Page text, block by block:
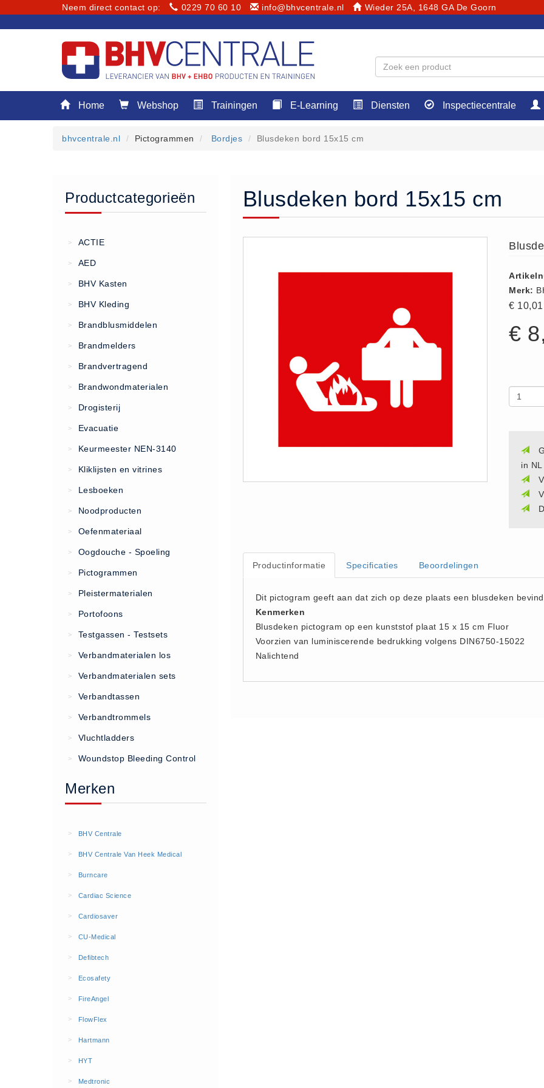
Neem direct contact op: 0229 70 60 10 info@bhvcentrale.nl Wieder 25A, 1648 GA De Goorn
Home
Keuringen
Bedrijfsnoodplannen
Inspectiecentrale
Ons Team
Nieuws
Contact
Algemene Voorwaarden
Vacatures
AED apparaten (11)
AED apparaten (11)
AED batterijen (12)
AED binnen - buiten kasten (11)
AED elektroden (18)
AED tassen (14)
BHV kasten (5)
BHV kasten (0)
Evacuatie - Zaklampen (0)
Kleding - Hesjes (0)
Brandblusmiddelen
Schuimblussers (6)
Brandmelders
CO melders (2)
Home Webshop Trainingen E-Learning Diensten Inspectiecentrale
bhvcentrale.nl Pictogrammen Bordjes Blusdeken bord 15x15 cm
Productcategorieën
> ACTIE
> AED
> BHV Kasten
> BHV Kleding
> Brandblusmiddelen
> Brandmelders
> Brandvertragend
> Brandwondmaterialen
> Drogisterij
> Evacuatie
> Keurmeester NEN-3140
> Kliklijsten en vitrines
> Lesboeken
> Noodproducten
> Oefenmateriaal
> Oogdouche - Spoeling
> Pictogrammen
> Pleistermaterialen
> Portofoons
> Testgassen - Testsets
> Verbandmaterialen los
> Verbandmaterialen sets
> Verbandtassen
> Verbandtrommels
> Vluchtladders
> Woundstop Bleeding Control
Merken
> BHV Centrale
> BHV Centrale Van Heek Medical
> Burncare
> Cardiac Science
> Cardiosaver
> CU-Medical
> Defibtech
> Ecosafety
> FireAngel
> FlowFlex
> Hartmann
> HYT
> Medtronic
Blusdeken bord 15x15 cm
Merk:
€
€
in NL
Productinformatie Specificaties Beoordelingen
Dit pictogram geeft aan dat zich op deze plaats een blusdeken
Kenmerken
Blusdeken pictogram op een kunststof plaat 15 x 15 cm Fluor
Voorzien van luminiscerende bedrukking volgens DIN6750-15022
Nalichtend